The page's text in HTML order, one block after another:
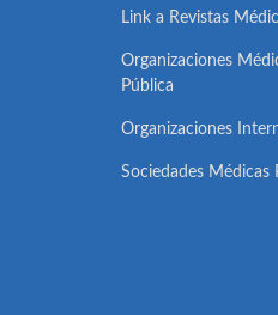
Link a Revistas
Organizaciones
Pública
Organizaciones
Sociedades Médicas